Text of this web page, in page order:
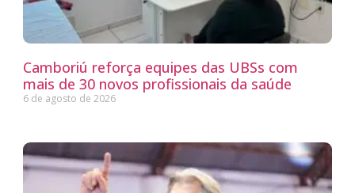
Camboriú reforça equipes das UBSs com
mais de 30 novos profissionais da saúde
6 de agosto de 2026